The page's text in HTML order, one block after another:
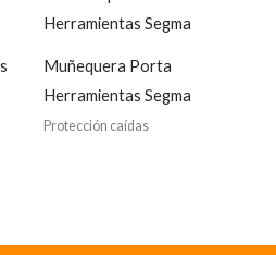
Muñequera Porta
Herramientas Segma
Protección caídas